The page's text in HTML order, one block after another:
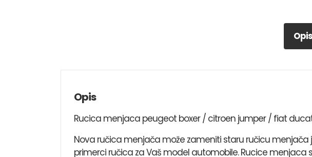
Opis
Opis
Rucica menjaca peugeot boxer / citroen jumper / fiat
Nova ručica menjača može zameniti staru ručicu menjača
primerci ručica za Vaš model automobile. Rucice menjaca